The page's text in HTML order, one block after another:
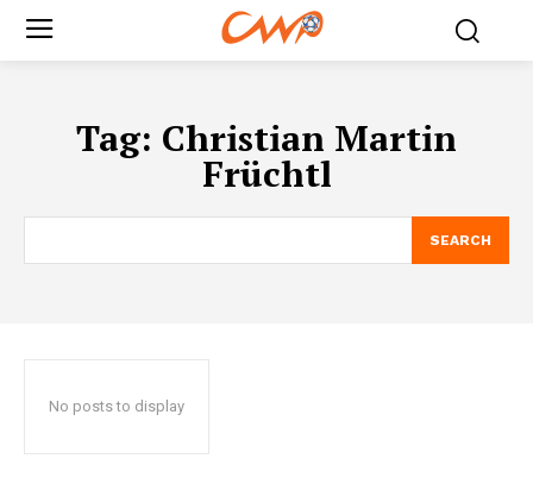
Tag: Christian Martin
Früchtl
SEARCH
No posts to display